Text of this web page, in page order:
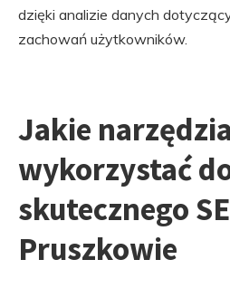
dzięki analizie danych
zachowań użytkowników.
Jakie narzędzia
wykorzystać
skutecznego
Pruszkowie